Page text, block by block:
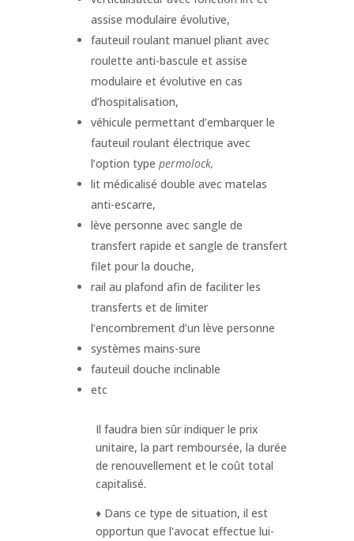
assise modulaire évolutive,
fauteuil roulant manuel pliant avec
roulette anti-bascule et assise
modulaire et évolutive en cas
d’hospitalisation,
véhicule permettant d’embarquer le
fauteuil roulant électrique avec
l’option type permolock,
lit médicalisé double avec matelas
anti-escarre,
lève personne avec sangle de
transfert rapide et sangle de transfert
filet pour la douche,
rail au plafond afin de faciliter les
transferts et de limiter
l’encombrement d’un lève personne
systèmes mains-sure
fauteuil douche inclinable
etc
Il faudra bien sûr indiquer le prix
unitaire, la part remboursée, la durée
de renouvellement et le coût total
capitalisé.
♦ Dans ce type de situation, il est
opportun que l'avocat effectue lui-